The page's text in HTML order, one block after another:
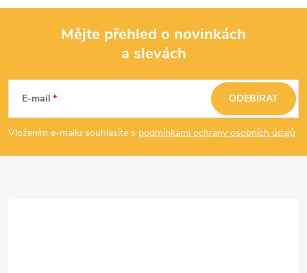
p
a
Mějte přehled o novinkách
a slevách
E-mail
Vložením e-mailu souhlasíte s podmínkami ochrany osobních údajů
ODEBÍRAT